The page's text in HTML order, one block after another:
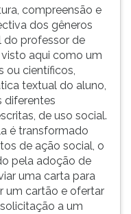
compreensão e
dos gêneros
do professor de
aqui como um
ou científicos,
textual do aluno,
diferentes
de uso social.
é transformado
de ação social, o
pela adoção de
uma carta para
um cartão e ofertar
a um